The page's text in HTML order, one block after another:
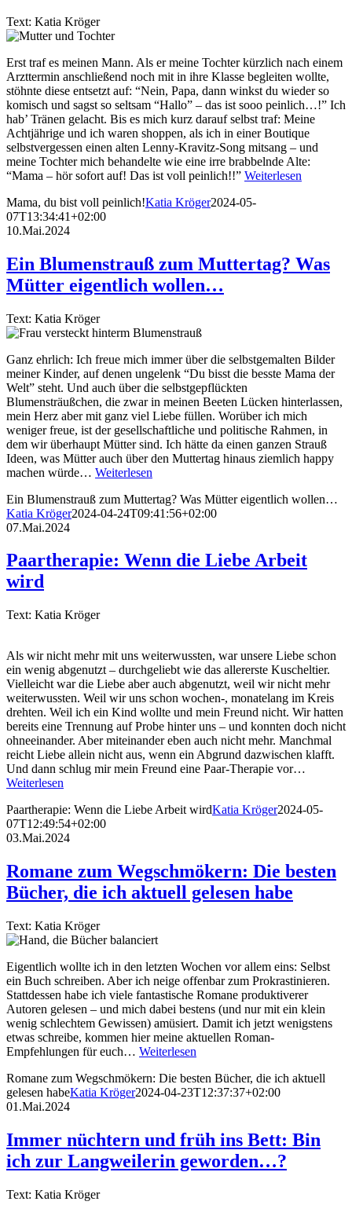
Text: Katia Kröger
Erst traf es meinen Mann. Als er meine Tochter kürzlich nach einem
Arzttermin anschließend noch mit in ihre Klasse begleiten wollte,
stöhnte diese entsetzt auf: “Nein, Papa, dann winkst du wieder so
komisch und sagst so seltsam “Hallo” – das ist sooo peinlich…!” Ich
hab’ Tränen gelacht. Bis es mich kurz darauf selbst traf: Meine
Achtjährige und ich waren shoppen, als ich in einer Boutique
selbstvergessen einen alten Lenny-Kravitz-Song mitsang – und
meine Tochter mich behandelte wie eine irre brabbelnde Alte:
“Mama – hör sofort auf! Das ist voll peinlich!!” Weiterlesen
Mama, du bist voll peinlich!Katia Kröger2024-05-
07T13:34:41+02:00
10.Mai.2024
Ein Blumenstrauß zum Muttertag? Was
Mütter eigentlich wollen…
Text: Katia Kröger
Ganz ehrlich: Ich freue mich immer über die selbstgemalten Bilder
meiner Kinder, auf denen ungelenk “Du bisst die besste Mama der
Welt” steht. Und auch über die selbstgepflückten
Blumensträußchen, die zwar in meinen Beeten Lücken hinterlassen,
mein Herz aber mit ganz viel Liebe füllen. Worüber ich mich
weniger freue, ist der gesellschaftliche und politische Rahmen, in
dem wir überhaupt Mütter sind. Ich hätte da einen ganzen Strauß
Ideen, was Mütter auch über den Muttertag hinaus ziemlich happy
machen würde… Weiterlesen
Ein Blumenstrauß zum Muttertag? Was Mütter eigentlich wollen…
Katia Kröger2024-04-24T09:41:56+02:00
07.Mai.2024
Paartherapie: Wenn die Liebe Arbeit
wird
Text: Katia Kröger
Als wir nicht mehr mit uns weiterwussten, war unsere Liebe schon
ein wenig abgenutzt – durchgeliebt wie das allererste Kuscheltier.
Vielleicht war die Liebe aber auch abgenutzt, weil wir nicht mehr
weiterwussten. Weil wir uns schon wochen-, monatelang im Kreis
drehten. Weil ich ein Kind wollte und mein Freund nicht. Wir hatten
bereits eine Trennung auf Probe hinter uns – und konnten doch nicht
ohneeinander. Aber miteinander eben auch nicht mehr. Manchmal
reicht Liebe allein nicht aus, wenn ein Abgrund dazwischen klafft.
Und dann schlug mir mein Freund eine Paar-Therapie vor…
Weiterlesen
Paartherapie: Wenn die Liebe Arbeit wirdKatia Kröger2024-05-
07T12:49:54+02:00
03.Mai.2024
Romane zum Wegschmökern: Die besten
Bücher, die ich aktuell gelesen habe
Text: Katia Kröger
Eigentlich wollte ich in den letzten Wochen vor allem eins: Selbst
ein Buch schreiben. Aber ich neige offenbar zum Prokrastinieren.
Stattdessen habe ich viele fantastische Romane produktiverer
Autoren gelesen – und mich dabei bestens (und nur mit ein klein
wenig schlechtem Gewissen) amüsiert. Damit ich jetzt wenigstens
etwas schreibe, kommen hier meine aktuellen Roman-
Empfehlungen für euch… Weiterlesen
Romane zum Wegschmökern: Die besten Bücher, die ich aktuell
gelesen habeKatia Kröger2024-04-23T12:37:37+02:00
01.Mai.2024
Immer nüchtern und früh ins Bett: Bin
ich zur Langweilerin geworden…?
Text: Katia Kröger